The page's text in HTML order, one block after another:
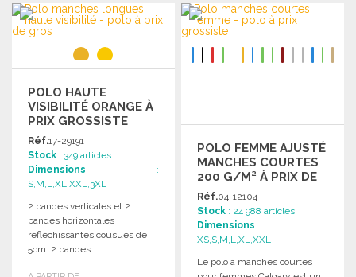
Demander un devis
COMMANDER
Demander un devis
POLO HAUTE
VISIBILITÉ ORANGE À
PRIX GROSSISTE
Réf.17-29191
Stock : 349 articles
Dimensions :
S,M,L,XL,XXL,3XL
2 bandes verticales et 2
bandes horizontales
réfléchissantes cousues de
5cm. 2 bandes...
POLO FEMME AJUSTÉ
MANCHES COURTES
200 G/M² À PRIX DE
GROS
Réf.04-12104
Stock : 24 988 articles
Dimensions :
XS,S,M,L,XL,XXL
Le polo à manches courtes